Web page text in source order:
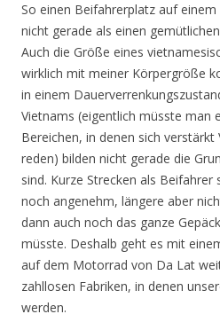
So einen Beifahrerplatz auf
nicht gerade als einen
Auch die Größe eines
wirklich mit meiner Körpergröße
in einem
Vietnams (eigentlich müsste man
Bereichen, in denen sich
reden) bilden nicht gerade die
sind. Kurze Strecken als
noch angenehm, längere aber
dann auch noch das ganze
müsste. Deshalb geht es mit
auf dem Motorrad von Da Lat
zahllosen Fabriken, in denen
werden.